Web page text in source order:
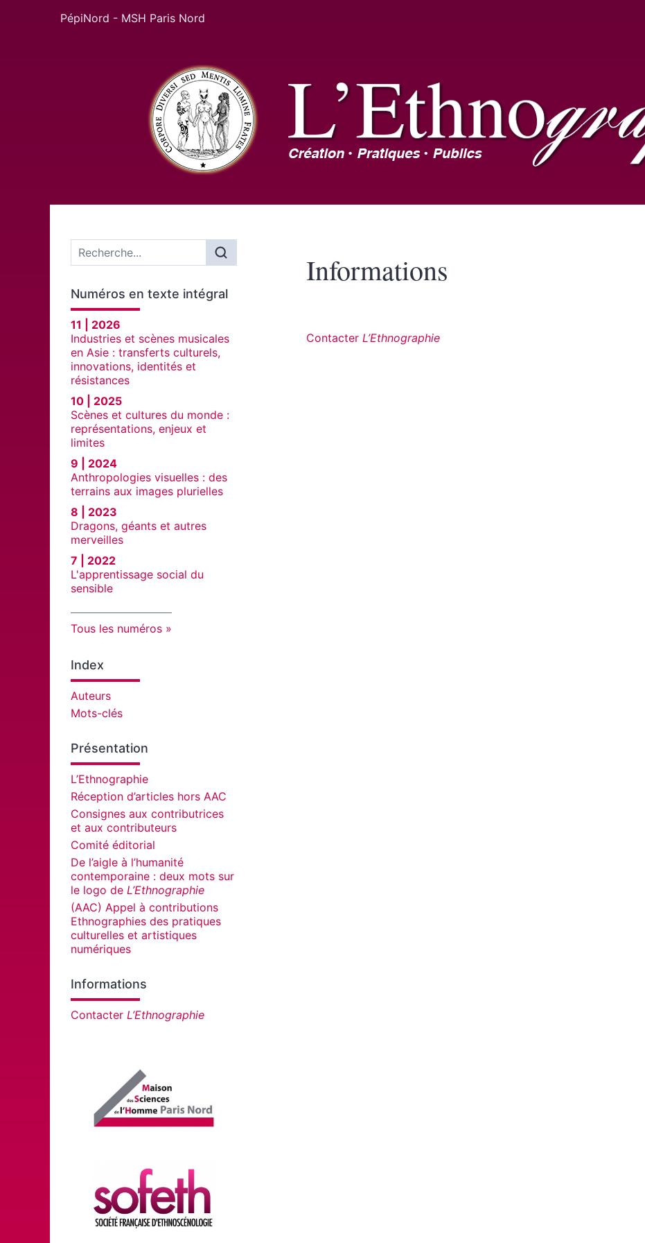
PépiNord - MSH Paris Nord
Menu principal
Numéros en texte intégral
11 | 2026
Industries et scènes musicales
en Asie : transferts culturels,
innovations, identités et
résistances
10 | 2025
Scènes et cultures du monde :
représentations, enjeux et
limites
9 | 2024
Anthropologies visuelles : des
terrains aux images plurielles
8 | 2023
Dragons, géants et autres
merveilles
7 | 2022
L'apprentissage social du
sensible
Tous les numéros
Index
Auteurs
Mots-clés
Présentation
L’Ethnographie
Réception d’articles hors AAC
Consignes aux contributrices
et aux contributeurs
Comité éditorial
De l’aigle à l’humanité
contemporaine : deux mots sur
le logo de L’Ethnographie
(AAC) Appel à contributions
Ethnographies des pratiques
culturelles et artistiques
numériques
Informations
Contacter L’Ethnographie
Affiliations/partenaires
Informations
Contacter L’Ethnographie